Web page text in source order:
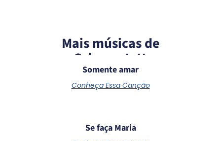
Mais músicas de
Schoenstatt
Somente amar
Conheça Essa Canção
Se faça Maria